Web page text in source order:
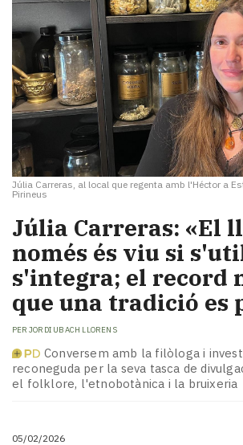
Júlia Carreras, al local que regenta amb l'Héctor a
Pirineus
Júlia Carreras: «El
només és viu si
s'integra; el record
que una tradició es
PER JORDI UBACH LLORENS
Conversem amb la filòloga i
reconeguda per la seva tasca de
el folklore, l'etnobotànica i la bruixeria
05/02/2026